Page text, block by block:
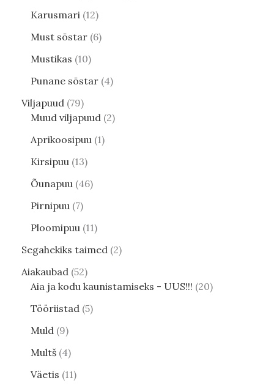
Karusmari 12
Must sõstar 6
Mustikas 10
Punane sõstar 4
Viljapuud 79
Muud viljapuud 2
Aprikoosipuu 1
Kirsipuu 13
Õunapuu 46
Pirnipuu 7
Ploomipuu 11
Segahekiks taimed 2
Aiakaubad 52
Aia ja kodu kaunistamiseks - UUS!!! 20
Tööriistad 5
Muld 9
Multš 4
Väetis 11